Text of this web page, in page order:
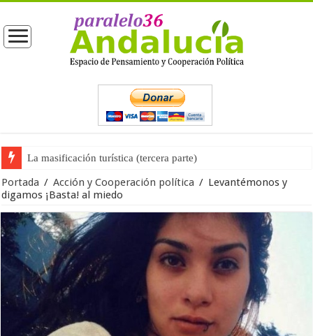
La masificación turística (tercera parte)
La opinión pública ante las próximas elecciones generales
Portada / Acción y Cooperación política / Levantémonos y
digamos ¡Basta! al miedo